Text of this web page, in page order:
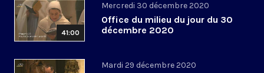
41:00
Mercredi 30 décembre 2020
Office du milieu du jour du 30
décembre 2020
Mardi 29 décembre 2020